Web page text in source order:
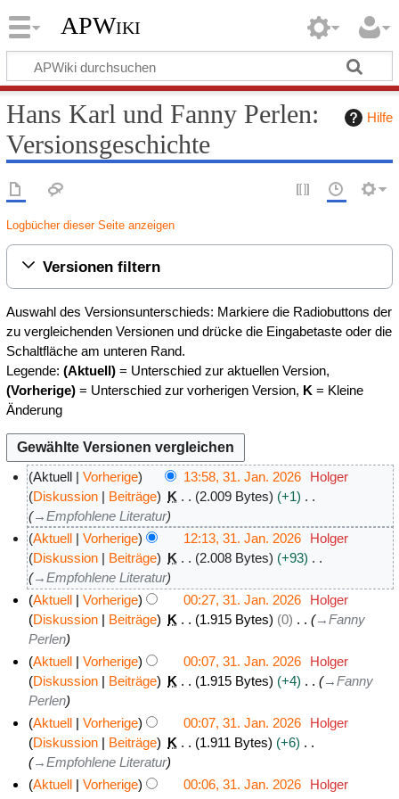
APWiki
Hilfe
Hans Karl und Fanny Perlen:
Versionsgeschichte
Logbücher dieser Seite anzeigen
Versionen filtern
Auswahl des Versionsunterschieds: Markiere die Radiobuttons der
zu vergleichenden Versionen und drücke die Eingabetaste oder die
Schaltfläche am unteren Rand.
Legende: (Aktuell)= Unterschied zur aktuellen Version,
(Vorherige)= Unterschied zur vorherigen Version, K = Kleine
Änderung
n
2
Aktuell Vorherige 13:58, 31. Jan. 2026
Holger
Diskussion
Beiträge K 2.009 Bytes
+1
→Empfohlene Literatur
Aktuell
Vorherige 12:13, 31. Jan. 2026
Holger
Diskussion
Beiträge K 2.008 Bytes
+93
→Empfohlene Literatur
Aktuell
Vorherige 00:27, 31. Jan. 2026
Holger
Diskussion
Beiträge K 1.915 Bytes 0 →Fanny
Perlen
Aktuell
Vorherige 00:07, 31. Jan. 2026
Holger
Diskussion
Beiträge K 1.915 Bytes +4 →Fanny
Perlen
Aktuell
Vorherige 00:07, 31. Jan. 2026
Holger
Diskussion
Beiträge K 1.911 Bytes
+6
→Empfohlene Literatur
Aktuell
Vorherige 00:06, 31. Jan. 2026
Holger